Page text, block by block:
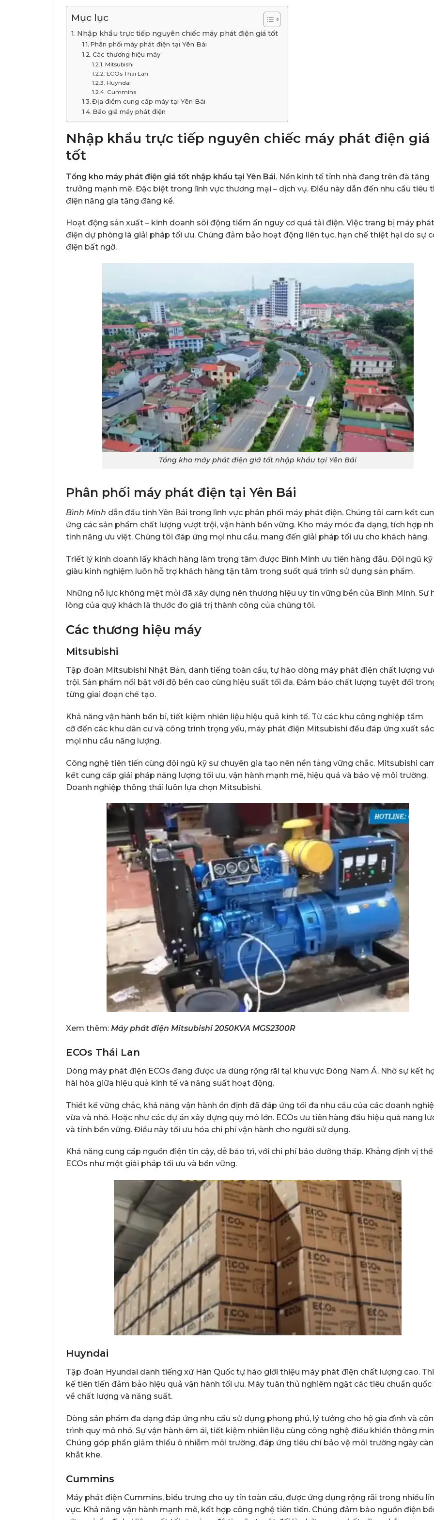
Mục lục
Nhập khẩu trực tiếp nguyên chiếc máy phát điện giá tốt
Phân phối máy phát điện tại Yên Bái
Các thương hiệu máy
Mitsubishi
ECOs Thái Lan
Huyndai
Cummins
Địa điểm cung cấp máy tại Yên Bái
Báo giá máy phát điện
Nhập khẩu trực tiếp nguyên chiếc máy phát điện giá
tốt
Tổng kho máy phát điện giá tốt nhập khẩu tại Yên Bái. Nền kinh tế tỉnh nhà đang trên đà tăng
trưởng mạnh mẽ. Đặc biệt trong lĩnh vực thương mại – dịch vụ. Điều này dẫn đến nhu cầu tiêu
điện năng gia tăng đáng kể.
Hoạt động sản xuất – kinh doanh sôi động tiềm ẩn nguy cơ quá tải điện. Việc trang bị máy phát
điện dự phòng là giải pháp tối ưu. Chúng đảm bảo hoạt động liên tục, hạn chế thiệt hại do sự
điện bất ngờ.
Tổng kho máy phát điện giá tốt nhập khẩu tại Yên Bái
Phân phối máy phát điện tại Yên Bái
Bình Minh dẫn đầu tỉnh Yên Bái trong lĩnh vực phân phối máy phát điện. Chúng tôi cam kết
ứng các sản phẩm chất lượng vượt trội, vận hành bền vững. Kho máy móc đa dạng, tích hợp
tính năng ưu việt. Chúng tôi đáp ứng mọi nhu cầu, mang đến giải pháp tối ưu cho khách hàng.
Triết lý kinh doanh lấy khách hàng làm trọng tâm được Bình Minh ưu tiên hàng đầu. Đội ngũ
giàu kinh nghiệm luôn hỗ trợ khách hàng tận tâm trong suốt quá trình sử dụng sản phẩm.
Những nỗ lực không mệt mỏi đã xây dựng nên thương hiệu uy tín vững bền của Bình Minh. Sự
lòng của quý khách là thước đo giá trị thành công của chúng tôi.
Các thương hiệu máy
Mitsubishi
Tập đoàn Mitsubishi Nhật Bản, danh tiếng toàn cầu, tự hào dòng máy phát điện chất lượng
trội. Sản phẩm nổi bật với độ bền cao cùng hiệu suất tối đa. Đảm bảo chất lượng tuyệt đối
từng giai đoạn chế tạo.
Khả năng vận hành bền bỉ, tiết kiệm nhiên liệu hiệu quả kinh tế. Từ các khu công nghiệp tầm
cỡ đến các khu dân cư và công trình trọng yếu, máy phát điện Mitsubishi đều đáp ứng xuất sắc
mọi nhu cầu năng lượng.
Công nghệ tiên tiến cùng đội ngũ kỹ sư chuyên gia tạo nên nền tảng vững chắc. Mitsubishi
kết cung cấp giải pháp năng lượng tối ưu, vận hành mạnh mẽ, hiệu quả và bảo vệ môi trường.
Doanh nghiệp thông thái luôn lựa chọn Mitsubishi.
Xem thêm: Máy phát điện Mitsubishi 2050KVA MGS2300R
ECOs Thái Lan
Dòng máy phát điện ECOs đang được ưa dùng rộng rãi tại khu vực Đông Nam Á. Nhờ sự kết
hài hòa giữa hiệu quả kinh tế và năng suất hoạt động.
Thiết kế vững chắc, khả năng vận hành ổn định đã đáp ứng tối đa nhu cầu của các doanh
vừa và nhỏ. Hoặc như các dự án xây dựng quy mô lớn. ECOs ưu tiên hàng đầu hiệu quả năng
và tính bền vững. Điều này tối ưu hóa chi phí vận hành cho người sử dụng.
Khả năng cung cấp nguồn điện tin cậy, dễ bảo trì, với chi phí bảo dưỡng thấp. Khẳng định vị
ECOs như một giải pháp tối ưu và bền vững.
Huyndai
Tập đoàn Hyundai danh tiếng xứ Hàn Quốc tự hào giới thiệu máy phát điện chất lượng cao.
kế tiên tiến đảm bảo hiệu quả vận hành tối ưu. Máy tuân thủ nghiêm ngặt các tiêu chuẩn quốc
về chất lượng và năng suất.
Dòng sản phẩm đa dạng đáp ứng nhu cầu sử dụng phong phú, lý tưởng cho hộ gia đình và
trình quy mô nhỏ. Sự vận hành êm ái, tiết kiệm nhiên liệu cùng công nghệ điều khiển thông
Chúng góp phần giảm thiểu ô nhiễm môi trường, đáp ứng tiêu chí bảo vệ môi trường ngày
khắt khe.
Cummins
Máy phát điện Cummins, biểu trưng cho uy tín toàn cầu, được ứng dụng rộng rãi trong nhiều
vực. Khả năng vận hành mạnh mẽ, kết hợp công nghệ tiên tiến. Chúng đảm bảo nguồn điện